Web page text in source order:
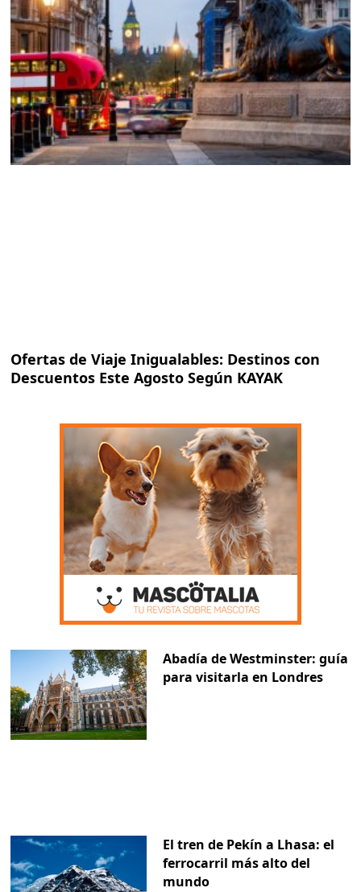
Ofertas de Viaje Inigualables: Destinos con
Descuentos Este Agosto Según KAYAK
Abadía de Westminster: guía
para visitarla en Londres
El tren de Pekín a Lhasa: el
ferrocarril más alto del
mundo